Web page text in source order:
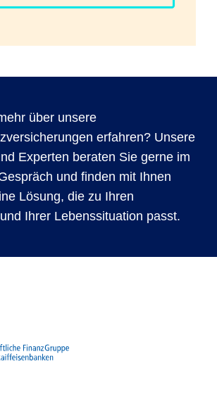
über unsere
erfahren? Unsere
Experten beraten Sie gerne im
und finden mit Ihnen
Lösung, die zu Ihren
Ihrer Lebenssituation passt.